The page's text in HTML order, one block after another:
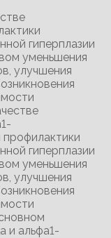
гиперплазии
уменьшения
улучшения
гиперплазии
уменьшения
улучшения
и альфа1-